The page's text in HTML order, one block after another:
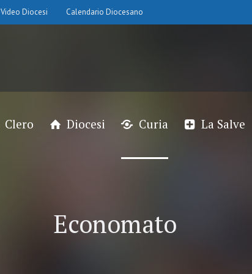
Video Diocesi Calendario Diocesano
Clero Diocesi Curia La Salve
Economato